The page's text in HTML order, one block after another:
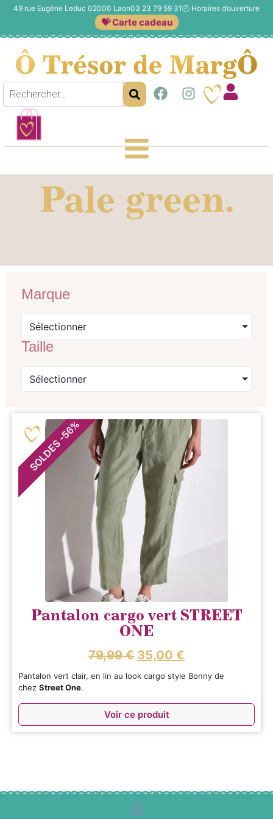
49 rue Eugène Leduc 02000 Laon03 23 79 59 31🕗 Horaires d’ouverture
💝 Carte cadeau
Pale green.
Marque
Sélectionner
Taille
Sélectionner
SOLDES
-
56
%
Pantalon cargo vert STREET
ONE
79,99€ 35,00 €
Pantalon vert clair, en lin au look cargo style Bonny de
chez Street One.
Voir ce produit